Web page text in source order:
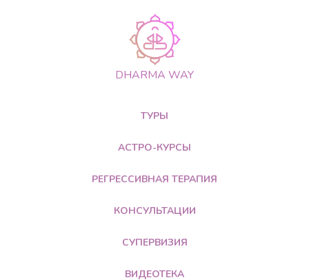
DHARMA WAY
ТУРЫ
АСТРО-КУРСЫ
РЕГРЕССИВНАЯ ТЕРАПИЯ
КОНСУЛЬТАЦИИ
СУПЕРВИЗИЯ
ВИДЕОТЕКА